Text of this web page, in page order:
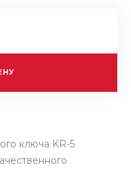
ключа KR-5